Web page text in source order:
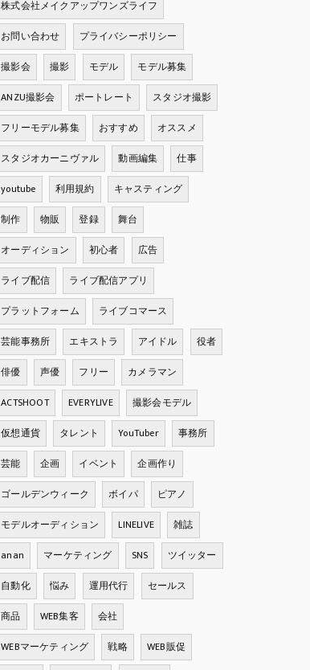
株式会社メイクアップワンズライフ
お問い合わせ
プライバシーポリシー
撮影会
撮影 モデル
モデル募集
ANZU撮影会
ポートレート
スタジオ撮影
フリーモデル募集
おすすめ
オススメ
スタジオカーニヴァル
動画編集
仕事
youtube
利用規約
キャスティング
制作
物販 登録
舞台
オーディション
初心者
広告
ライブ配信
ライブ配信アプリ
プラットフォーム
ライブコマース
芸能事務所
エキストラ アイドル
役者
俳優
声優 フリー
カメラマン
ACTSHOOT
EVERYLIVE
撮影会モデル
仮想通貨
タレント YouTuber
事務所
芸能
企画 イベント
企画作り
ゴールデンウィーク
ボイパ
ピアノ
モデルオーディション
LINELIVE
雑誌
anan
マーケティング SNS
ツイッター
自動化
悩み 運用代行
セールス
商品
WEB集客
会社
WEBマーケティング
戦略
WEB販促